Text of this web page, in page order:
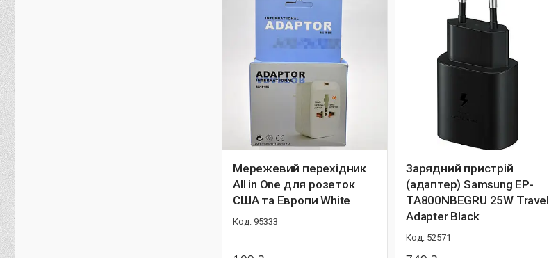
Мережевий перехідник
All in One для розеток
США та Европи White
95333
Зарядний пристрій
(адаптер) Samsung EP-
TA800NBEGRU 25W Travel
Adapter Black
52571